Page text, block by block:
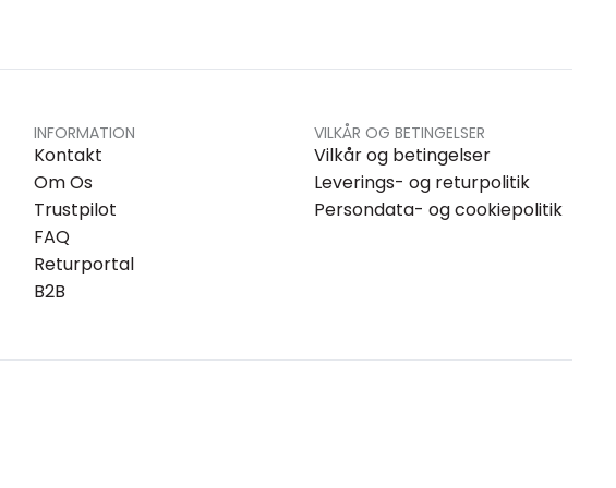
INFORMATION
Kontakt
Om Os
Trustpilot
FAQ
Returportal
B2B
VILKÅR OG BETINGELSER
Vilkår og betingelser
Leverings- og returpolitik
Persondata- og cookiepolitik